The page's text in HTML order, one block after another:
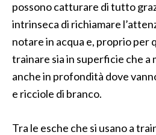
possono catturare di tutto
intrinseca di richiamare
notare in acqua e, proprio per
trainare sia in superficie che a
anche in profondità dove
e ricciole di branco.
Tra le esche che si usano a